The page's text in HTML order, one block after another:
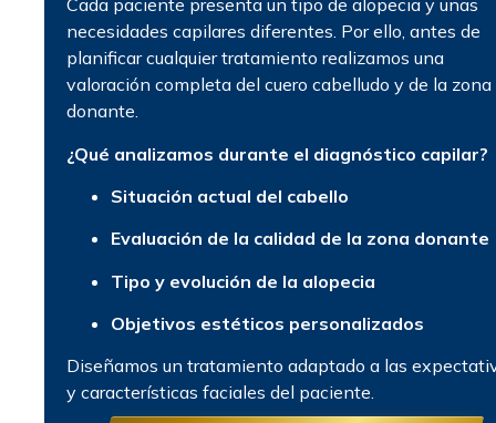
Cada paciente presenta un tipo de alopecia y unas
necesidades capilares diferentes. Por ello, antes de
planificar cualquier tratamiento realizamos una
valoración completa del cuero cabelludo y de la zona
donante.
¿Qué analizamos durante el diagnóstico capilar?
Situación actual del cabello
Evaluación de la calidad de la zona donante
Tipo y evolución de la alopecia
Objetivos estéticos personalizados
Diseñamos un tratamiento adaptado a las
y características faciales del paciente.